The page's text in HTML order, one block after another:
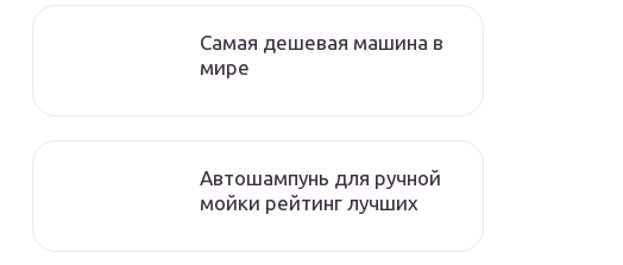
Самая дешевая машина в
мире
Автошампунь для ручной
мойки рейтинг лучших